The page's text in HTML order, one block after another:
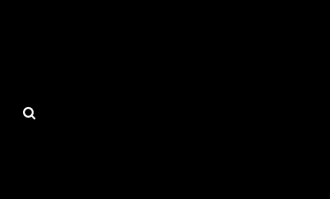
Currency: